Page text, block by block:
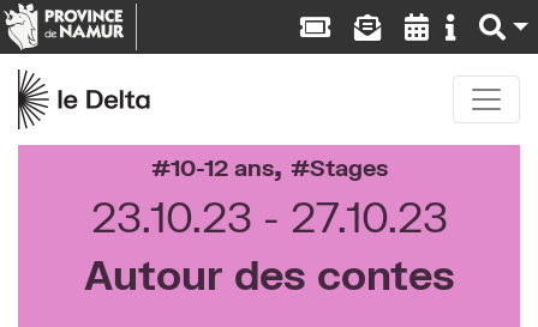
10-12 ans, Stages
23.10.23
27.10.23
Autour des contes